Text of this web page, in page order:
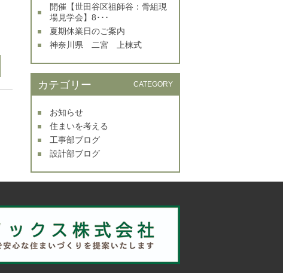
開催【世田谷区祖師谷：骨組現
場見学会】8･･･
夏期休業日のご案内
神奈川県 二宮 上棟式
カテゴリー CATEGORY
お知らせ
住まいを考える
工事部ブログ
設計部ブログ